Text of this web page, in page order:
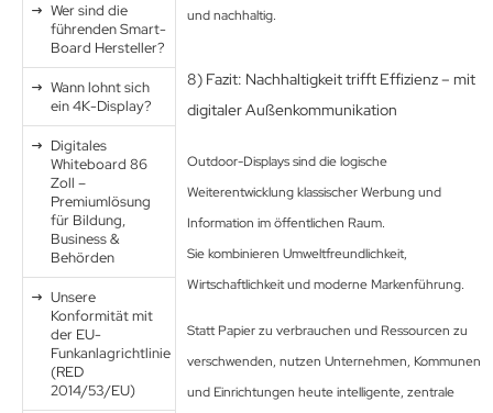
Wer sind die
führenden Smart-
Board Hersteller?
Wann lohnt sich
ein 4K-Display?
Digitales
Whiteboard 86
Zoll –
Premiumlösung
für Bildung,
Business &
Behörden
Unsere
Konformität mit
der EU-
Funkanlagrichtlinie
(RED
2014/53/EU)
und nachhaltig.
8) Fazit: Nachhaltigkeit trifft Effizienz – mit
digitaler Außenkommunikation
Outdoor-Displays sind die logische
Weiterentwicklung klassischer Werbung und
Information im öffentlichen Raum.
Sie kombinieren Umweltfreundlichkeit,
Wirtschaftlichkeit und moderne Markenführung.
Statt Papier zu verbrauchen und Ressourcen zu
verschwenden, nutzen Unternehmen, Kommunen
und Einrichtungen heute intelligente, zentrale